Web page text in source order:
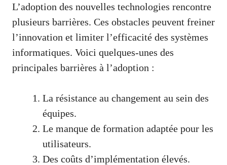
L’adoption des nouvelles technologies rencontre
plusieurs barrières. Ces obstacles peuvent freiner
l’innovation et limiter l’efficacité des systèmes
informatiques. Voici quelques-unes des
principales barrières à l’adoption :
La résistance au changement au sein des
équipes.
Le manque de formation adaptée pour les
utilisateurs.
Des coûts d’implémentation élevés.